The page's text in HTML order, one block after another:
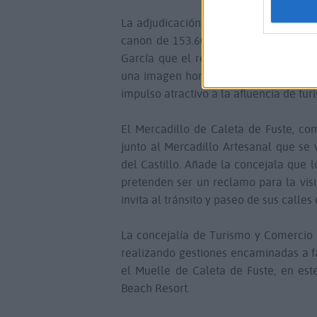
La adjudicación se ha hecho
canon de 153.6000 euros anuales.
García que el resultado de estas
una imagen homogénea y moderna,
impulso atractivo a la afluencia de
El Mercadillo de Caleta de Fuste,
junto al Mercadillo Artesanal que
del Castillo. Añade la concejala que
pretenden ser un reclamo para la
invita al tránsito y paseo de sus calles
La concejalía de Turismo y
realizando gestiones encaminadas
el Muelle de Caleta de Fuste, en
Beach Resort.